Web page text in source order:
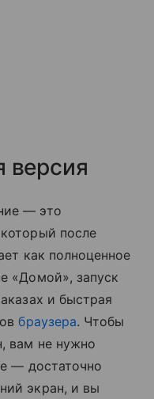
версия
— это
после
как полноценное
«Домой», запуск
и быстрая
браузера. Чтобы
вам не нужно
— достаточно
экран, и вы